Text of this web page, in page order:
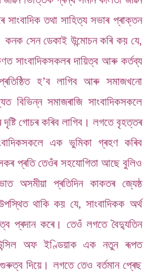
সাংবাদিক তথা সাহিত্য সভাৰ প্ৰাক্তন
সেন ডেকাই উন্মোচন কৰি কয় যে,
সাংবাদিকসকলৰ দায়িত্ব আৰু কৰ্তব্য
হ’ব লাগিব আৰু সমাজখনো
বিভিন্ন সমাজৰাজি সাংবাদিকসকলে
গোচৰ কৰিব লাগিব। লগতে বৃহত্তৰ
এক ভুমিকা গ্ৰহণ কৰিব
প্ৰতি তেওঁৰ সহযোগিতা আছে বুলিও
অসমীয়া প্ৰতিদিন কাকতৰ জ্যেষ্ঠ
থাকি কয় যে, সাংবাদিকক অৰ্থ
প্ৰদান কৰে। তেওঁ লগতে বৈদ্যুতিন
অফ ইণ্ডিয়াক এক নতুন ৰূপত
দিয়ে। লগতে তেও বৰ্তমান প্ৰেছ